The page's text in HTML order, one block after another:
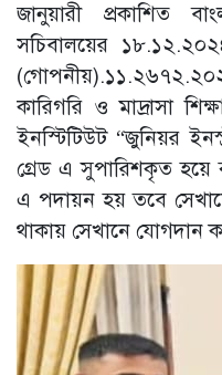
জানুয়ারী প্রকাশিত
সচিবালয়ের
কারিগরি ও মাদ্রাসা
ইনস্টিটিউট “জুনিয়র
গ্রেড এ সুপারিশকৃত হয়ে
এ পদায়ন হয় তবে
থাকায় সেখানে যোগদান